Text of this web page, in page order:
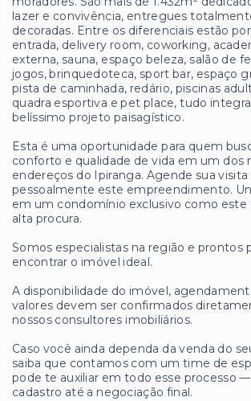
lazer e convivência, entregues
decoradas. Entre os diferenciais estão
entrada, delivery room, coworking,
externa, sauna, espaço beleza, salão de
jogos, brinquedoteca, sport bar, espaço
pista de caminhada, redário, piscinas
quadra esportiva e pet place, tudo
belíssimo projeto paisagístico.
Esta é uma oportunidade para quem
conforto e qualidade de vida em um dos
endereços do Ipiranga. Agende sua visita
pessoalmente este empreendimento.
em um condomínio exclusivo como
alta procura.
Somos especialistas na região e prontos
encontrar o imóvel ideal.
A disponibilidade do imóvel,
valores devem ser confirmados
nossos consultores imobiliários.
Caso você ainda dependa da venda do
saiba que contamos com um time de
pode te auxiliar em todo esse processo
cadastro até a negociação final.